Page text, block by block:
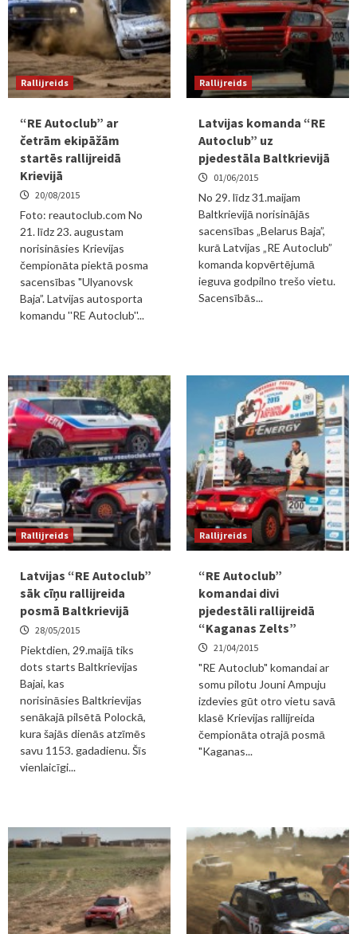
Rallijreids
“RE Autoclub” ar
četrām ekipāžām
startēs rallijreidā
Krievijā
20/08/2015
Foto: reautoclub.com No
21. līdz 23. augustam
norisināsies Krievijas
čempionāta piektā posma
sacensības "Ulyanovsk
Baja”. Latvijas autosporta
komandu ''RE Autoclub''...
Rallijreids
Latvijas komanda “RE
Autoclub” uz
pjedestāla Baltkrievijā
01/06/2015
No 29. līdz 31.maijam
Baltkrievijā norisinājās
sacensības „Belarus Baja”,
kurā Latvijas „RE Autoclub”
komanda kopvērtējumā
ieguva godpilno trešo vietu.
Sacensībās...
Rallijreids
Latvijas “RE Autoclub”
sāk cīņu rallijreida
posmā Baltkrievijā
28/05/2015
Piektdien, 29.maijā tiks
dots starts Baltkrievijas
Bajai, kas
norisināsies Baltkrievijas
senākajā pilsētā Polockā,
kura šajās dienās atzīmēs
savu 1153. gadadienu. Šīs
vienlaicīgi...
Rallijreids
“RE Autoclub”
komandai divi
pjedestāli rallijreidā
“Kaganas Zelts”
21/04/2015
"RE Autoclub" komandai ar
somu pilotu Jouni Ampuju
izdevies gūt otro vietu savā
klasē Krievijas rallijreida
čempionāta otrajā posmā
"Kaganas...